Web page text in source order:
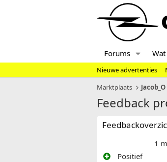
Forums
Nieuwe advertenties
Marktplaats
Jacob_O
Feedback
1
Positief